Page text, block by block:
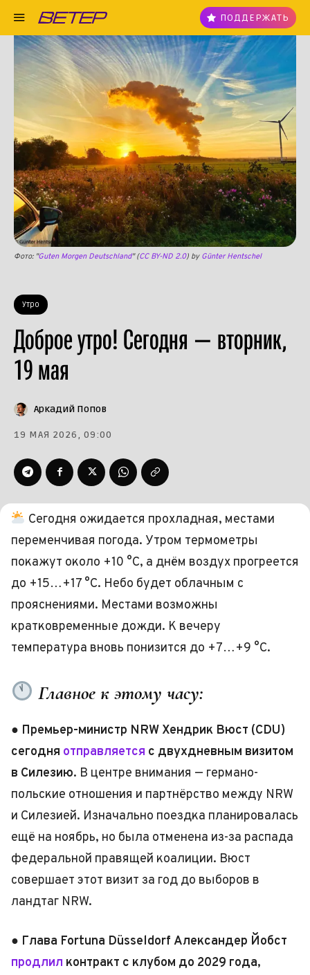
ПОДДЕРЖАТЬ
Утро
Доброе утро! Сегодня — вторник,
19 мая
Фото: "Guten Morgen Deutschland" (CC BY-ND 2.0) by Günter Hentschel
Аркадий Попов
19 МАЯ 2026, 09:00
Сегодня ожидается прохладная, местами
переменчивая погода. Утром термометры
покажут около +10 °C, а днём воздух прогреется
до +15…+17 °C. Небо будет облачным с
прояснениями. Местами возможны
кратковременные дожди. К вечеру
температура вновь понизится до +7…+9 °C.
Главное к этому часу:
● Премьер-министр NRW Хендрик Вюст (CDU)
сегодня отправляется с двухдневным визитом
в Силезию. В центре внимания — германо-
польские отношения и партнёрство между NRW
и Силезией. Изначально поездка планировалась
ещё на ноябрь, но была отменена из-за распада
федеральной правящей коалиции. Вюст
совершает этот визит за год до выборов в
ландтаг NRW.
● Глава Fortuna Düsseldorf Александер Йобст
продлил контракт с клубом до 2029 года,